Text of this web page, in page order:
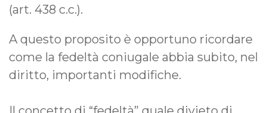
(art. 438 c.c.).
A questo proposito è opportuno ricordare
come la fedeltà coniugale abbia subito, nel
diritto, importanti modifiche.